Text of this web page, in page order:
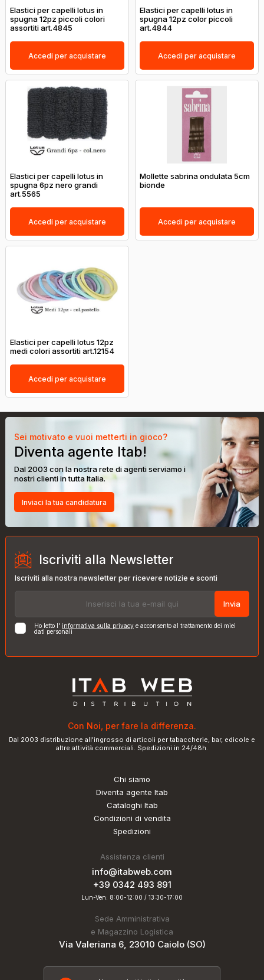
Elastici per capelli lotus in
spugna 12pz piccoli colori
assortiti art.4845
Accedi per acquistare
Elastici per capelli lotus in
spugna 12pz color piccoli
art.4844
Accedi per acquistare
Elastici per capelli lotus in
spugna 6pz nero grandi
art.5565
Accedi per acquistare
Mollette sabrina ondulata 5cm
bionde
Accedi per acquistare
Elastici per capelli lotus 12pz
medi colori assortiti art.12154
Accedi per acquistare
Sei motivato e vuoi metterti in gioco?
Diventa agente Itab!
Dal 2003 con la nostra rete di agenti serviamo i
nostri clienti in tutta Italia.
Inviaci la tua candidatura
Iscriviti alla Newsletter
Iscriviti alla nostra newsletter per ricevere notizie e sconti
Invia
Ho letto l' informativa sulla privacy e acconsento al trattamento dei miei
dati personali
Con Noi, per fare la differenza.
Dal 2003 distribuzione all'ingrosso di articoli per tabaccherie, bar, edicole e
altre attività commerciali. Spedizioni in 24/48h.
Chi siamo
Diventa agente Itab
Cataloghi Itab
Condizioni di vendita
Spedizioni
Assistenza clienti
info@itabweb.com
+39 0342 493 891
Lun-Ven: 8:00-12:00 / 13:30-17:00
Sede Amministrativa
e Magazzino Logistica
Via Valeriana 6, 23010 Caiolo (SO)